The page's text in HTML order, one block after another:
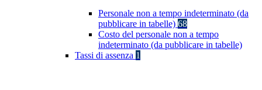
Personale non a tempo indeterminato (da
pubblicare in tabelle) 68
Costo del personale non a tempo
indeterminato (da pubblicare in tabelle)
Tassi di assenza 1